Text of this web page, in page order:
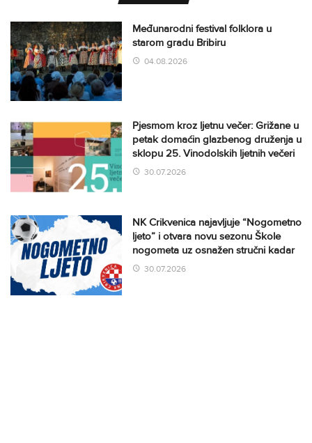
Međunarodni festival folklora u
starom gradu Bribiru
04.08.2026
Pjesmom kroz ljetnu večer: Grižane u
petak domaćin glazbenog druženja u
sklopu 25. Vinodolskih ljetnih večeri
30.07.2026
NK Crikvenica najavljuje “Nogometno
ljeto” i otvara novu sezonu Škole
nogometa uz osnažen stručni kadar
30.07.2026